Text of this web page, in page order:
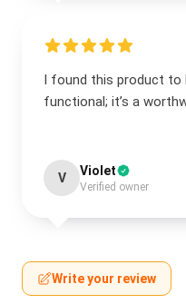
I found this product to
functional; it’s a
V Violet
Verified owner
Write your review